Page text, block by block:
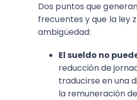
Dos puntos que
frecuentes y que la ley
ambigüedad:
El sueldo no
reducción de
traducirse en una
la remuneración